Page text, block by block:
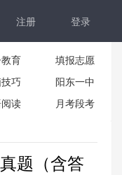
注册 登录
育
填报志愿
巧
阳东一中
读 月考段考
题（含答